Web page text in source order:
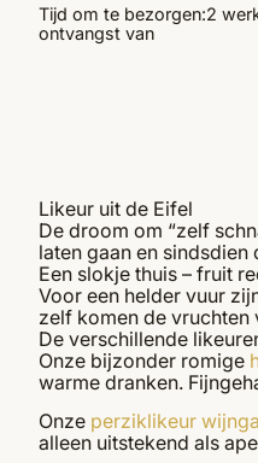
Tijd om te bezorgen:2
ontvangst van
Likeur uit de Eifel
De droom om “zelf
laten gaan en
Een slokje thuis – fruit
Voor een helder vuur
zelf komen de vruchten
De verschillende
Onze bijzonder romige
warme dranken.
Onze perziklikeur
alleen uitstekend als